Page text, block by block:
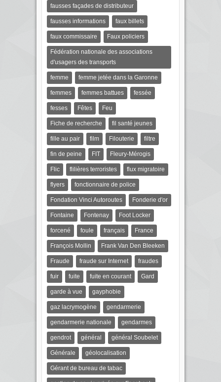
fausses façades de distributeur
fausses informations faux billets
faux commissaire Faux policiers
Fédération nationale des associations
d'usagers des transports
femme femme jetée dans la Garonne
femmes femmes battues fessée
fesses Fêtes Feu
Fiche de recherche fil santé jeunes
fille au pair film Filouterie filtre
fin de peine FIT Fleury-Mérogis
Flic flilières terroristes flux migratoire
flyers fonctionnaire de police
Fondation Vinci Autoroutes Fonderie d'or
Fontaine Fontenay Foot Locker
forcené foule français France
François Mollin Frank Van Den Bleeken
Fraude fraude sur Internet fraudes
fuir fuite fuite en courant Gard
garde à vue gayphobie
gaz lacrymogène gendarmerie
gendarmerie nationale gendarmes
gendrot général général Soubelet
Générale géolocalisation
Gérant de bureau de tabac